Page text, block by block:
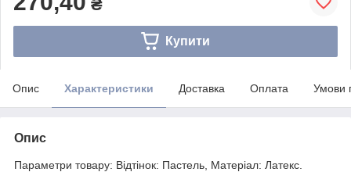
₴
Купити
Опис Характеристики Доставка Оплата Умови
Опис
Параметри товару: Відтінок: Пастель, Матеріал: Латекс.